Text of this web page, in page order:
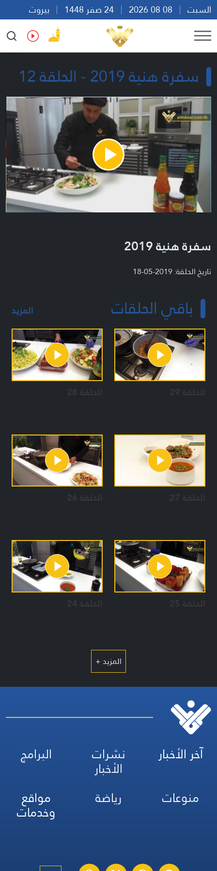
السبت
بيروت
13:04
Ar En Fr Es
سفرة هنية 2019 - الحلقة 12
Play
Video
سفرة هنية 2019
تاريخ الحلقة: 2019-05-18
باقي الحلقات المزيد
الحلقة 29 الحلقة 28
الحلقة 27 الحلقة 26
الحلقة 25 الحلقة 24
المزيد +
آخر الأخبار نشرات
الأخبار
البرامج
منوعات
رياضة مواقع
وخدمات